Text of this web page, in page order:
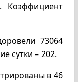
Коэффициент
73064
сутки – 202.
в 46